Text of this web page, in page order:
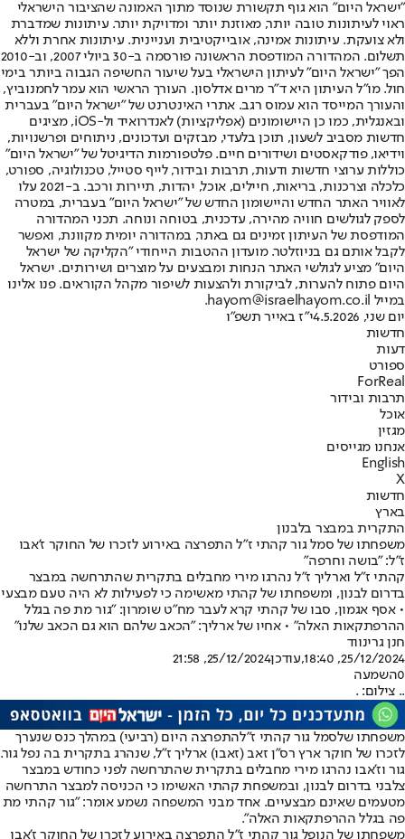
"ישראל היום" הוא גוף תקשורת שנוסד מתוך האמונה שהציבור הישראלי
ראוי לעיתונות טובה יותר, מאוזנת יותר ומדויקת יותר. עיתונות שמדברת
ולא צועקת. עיתונות אמינה, אובייקטיבית ועניינית. עיתונות אחרת וללא
תשלום. המהדורה המודפסת הראשונה פורסמה ב-30 ביולי 2007, וב-2010
הפך "ישראל היום" לעיתון הישראלי בעל שיעור החשיפה הגבוה ביותר בימי
חול. מו"ל העיתון היא ד"ר מרים אדלסון. העורך הראשי הוא עמר לחמנוביץ,
והעורך המייסד הוא עמוס רגב. אתרי האינטרנט של "ישראל היום" בעברית
ובאנגלית, כמו כן היישומונים (אפליקציות) לאנדרואיד ול-iOS, מציגים
חדשות מסביב לשעון, תוכן בלעדי, מבזקים ועדכונים, ניתוחים ופרשנויות,
וידיאו, פודקאסטים ושידורים חיים. פלטפורמות הדיגיטל של "ישראל היום"
כוללות ערוצי חדשות ודעות, תרבות ובידור, לייף סטייל, טכנולוגיה, ספורט,
כלכלה וצרכנות, בריאות, חיילים, אוכל, יהדות, תיירות ורכב. ב-2021 עלו
לאוויר האתר החדש והיישומון החדש של "ישראל היום" בעברית, במטרה
לספק לגולשים חוויה מהירה, עדכנית, בטוחה ונוחה. תכני המהדורה
המודפסת של העיתון זמינים גם באתר, במהדורה יומית מקוונת, ואפשר
לקבל אותם גם בניוזלטר. מועדון ההטבות הייחודי "הקליקה של ישראל
היום" מציע לגולשי האתר הנחות ומבצעים על מוצרים ושירותים. ישראל
היום פתוח להערות, לביקורת ולהצעות לשיפור מקהל הקוראים. פנו אלינו
במייל hayom@israelhayom.co.il.
יום שני, 4.5.2026
י"ז באייר תשפ"ו
חדשות
דעות
ספורט
ForReal
תרבות ובידור
אוכל
מגזין
אנחנו מגייסים
English
X
חדשות
בארץ
התקרית במבצר בלבנון
משפחתו של סמל גור קהתי ז"ל התפרצה באירוע לזכרו של החוקר ז'אבו
ז"ל: "בושה וחרפה"
קהתי ז"ל וארליך ז"ל נהרגו מירי מחבלים בתקרית שהתרחשה במבצר
בדרום לבנון, ומשפחתו של קהתי מאשימה כי לפעילות לא היה טעם מבצעי
• אסף אגמון, סבו של קהתי קרא לעבר מח"ט שומרון: "גור מת פה בגלל
ההרפתקאות האלה" • אחיו של ארליך: "הכאב שלהם הוא גם הכאב שלנו"
חנן גרינווד
25/12/2024, 18:40
,עודכן25/12/2024, 21:58
0השמעה
.. צילום: .
משפחתו שלסמל גור קהתי ז"להתפרצה היום (רביעי) במהלך כנס שנערך
לזכרו של חוקר ארץ רס"ן זאב (זאבו) ארליך ז"ל, שנהרג בתקרית בה נפל גור.
גור וז'אבו נהרגו מירי מחבלים בתקרית שהתרחשה לפני כחודש במבצר
צלבני בדרום לבנון, ובמשפחת קהתי האשימו כי הכניסה למבצר התרחשה
מטעמים שאינם מבצעיים. אחד מבני המשפחה נשמע אומר: "גור קהתי מת
פה בגלל ההרפתקאות האלה".
משפחתו של הנופל גור קהתי ז"ל התפרצה באירוע לזכרו של החוקר ז'אבו